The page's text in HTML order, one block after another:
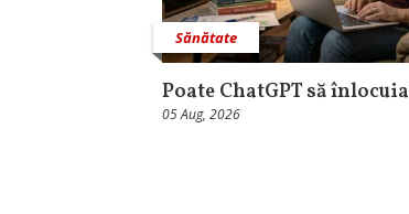
Sănătate
Poate ChatGPT să
05 Aug, 2026